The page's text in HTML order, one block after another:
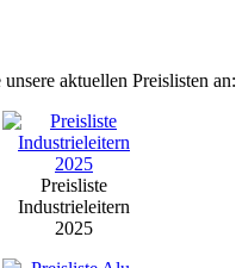
aktuellen Preislisten an:
Preisliste
Industrieleitern
2025